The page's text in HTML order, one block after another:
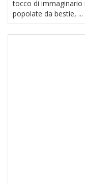
tocco di immaginario
popolate da bestie, ...